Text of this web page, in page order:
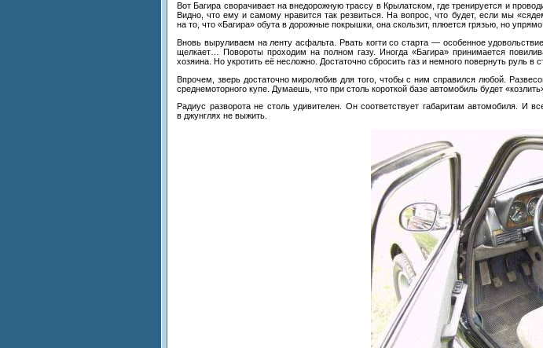
Вот Багира сворачивает на внедорожную трассу в Крылатском, где тренируется и
Видно, что ему и самому нравится так резвиться. На вопрос, что будет, если мы «
на то, что «Багира» обута в дорожные покрышки, она скользит, плюется грязью, но упрямо
Вновь выруливаем на ленту асфальта. Рвать когти со старта —особенное
щелкает
Повороты проходим на полном газу. Иногда «Багира»принимается
хозяина. Но укротить её несложно. Достаточно сбросить газ и немного повернуть руль в
Впрочем, зверь достаточно миролюбив для того, чтобы с ним справился любой.
среднемоторного купе. Думаешь, что при столь короткой базе автомобиль будет «козлить
Радиус разворота не столь удивителен. Он соответствует габаритам автомобиля. И
в джунглях не выжить.